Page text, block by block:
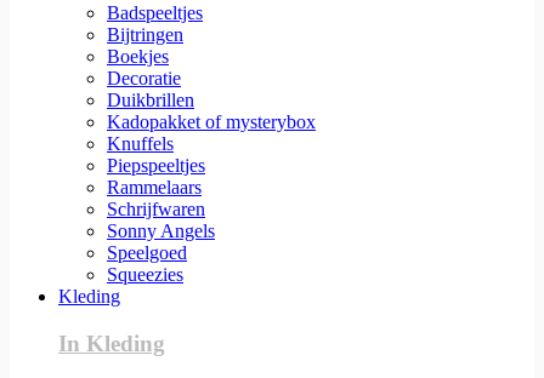
Badspeeltjes
Bijtringen
Boekjes
Decoratie
Duikbrillen
Kadopakket of mysterybox
Knuffels
Piepspeeltjes
Rammelaars
Schrijfwaren
Sonny Angels
Speelgoed
Squeezies
Kleding
In Kleding